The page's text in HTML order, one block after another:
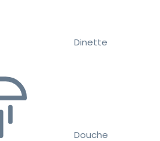
Dinette
Douche